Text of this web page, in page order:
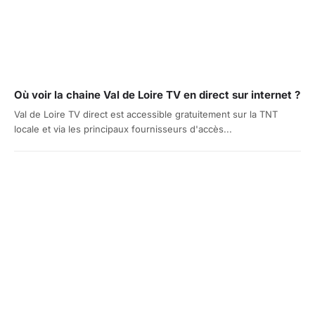
Où voir la chaine Val de Loire TV en direct sur internet ?
Val de Loire TV direct est accessible gratuitement sur la TNT
locale et via les principaux fournisseurs d'accès...